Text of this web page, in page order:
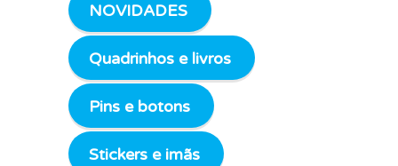
NOVIDADES
Quadrinhos e livros
Pins e botons
Stickers e imãs